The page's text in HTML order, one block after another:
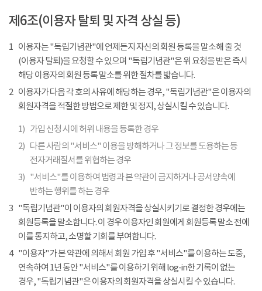
제6조(이용자 탈퇴 및 자격 상실 등)
1 이용자는 "독립기념관"에 언제든지 자신의 회원 등록을 말소해 줄 것
(이용자 탈퇴)을 요청할 수 있으며 "독립기념관"은 위 요청을 받은 즉시
해당 이용자의 회원 등록 말소를 위한 절차를 밟습니다.
2 이용자가 다음 각 호의 사유에 해당하는 경우, "독립기념관"은 이용자의
회원자격을 적절한 방법으로 제한 및 정지, 상실시킬 수 있습니다.
1) 가입 신청 시에 허위 내용을 등록한 경우
2) 다른 사람의 "서비스" 이용을 방해하거나 그 정보를 도용하는 등
전자거래질서를 위협하는 경우
3) "서비스"를 이용하여 법령과 본 약관이 금지하거나 공서양속에
반하는 행위를 하는 경우
3 "독립기념관"이 이용자의 회원자격을 상실시키기로 결정한 경우에는
회원등록을 말소합니다. 이 경우 이용자인 회원에게 회원등록 말소 전에
이를 통지하고, 소명할 기회를 부여합니다.
4
"이용자"가 본 약관에 의해서 회원 가입 후 "서비스"를 이용하는 도중,
연속하여 1년 동안 "서비스"를 이용하기 위해 log-in한 기록이 없는
경우, "독립기념관"은 이용자의 회원자격을 상실시킬 수 있습니다.